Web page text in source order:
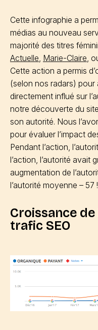
Cette infographie a
médias au nouveau
majorité des titres
Actuelle, Marie-Claire,
Cette action a permis
(selon nos radars) pour
directement influé sur
notre découverte du
son autorité. Nous
pour évaluer l’impact
Pendant l’action,
l’action, l’autorité avait
augmentation de
l’autorité moyenne – 57
Croissance
trafic SEO